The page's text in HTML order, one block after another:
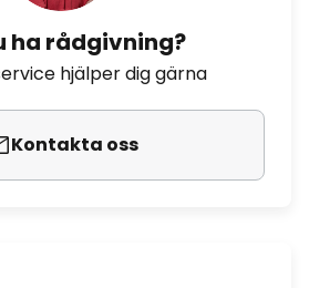
ha rådgivning?
hjälper dig gärna
Kontakta oss